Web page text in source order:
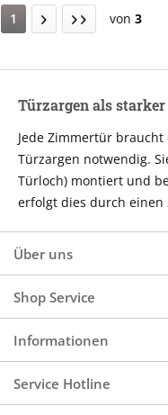
1 von 3
Türzargen als
Jede Zimmertür
Türzargen notwendig.
Türloch) montiert und
erfolgt dies durch einen
Über uns
Shop Service
Informationen
Service Hotline